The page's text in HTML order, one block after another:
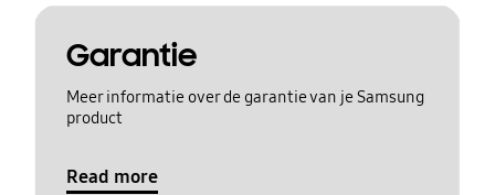
Garantie
Meer informatie over de garantie van je Samsung
product
Read more